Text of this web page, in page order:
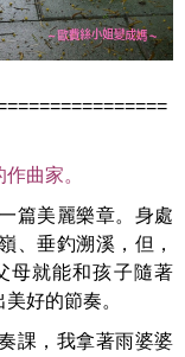
曲家。
篇美麗樂章。身處
、垂釣溯溪，但，
母就能和孩子隨著
好的節奏。
課，我拿著雨婆婆